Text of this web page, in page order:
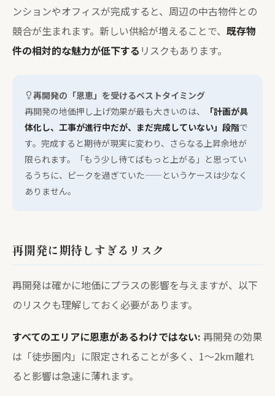
ンションやオフィスが完成すると、周辺の中古物件との
競合が生まれます。新しい供給が増えることで、 既存物
件の相対的な魅力が低下する リスクもあります。
再開発の「恩恵」を受けるベストタイミング
再開発の地価押し上げ効果が最も大きいのは、
「計画が具
体化し、工事が進行中だが、まだ完成していない」段階で
す。完成すると期待が現実に変わり、さらなる上昇余地が
限られます。「もう少し待てばもっと上がる」と思ってい
るうちに、ピークを過ぎていた——というケースは少なく
ありません。
再開発に期待しすぎるリスク
再開発は確かに地価にプラスの影響を与えますが、以下
のリスクも理解しておく必要があります。
すべてのエリアに恩恵があるわけではない: 再開発の効果
は「徒歩圏内」に限定されることが多く、1〜2km離れ
ると影響は急速に薄れます。